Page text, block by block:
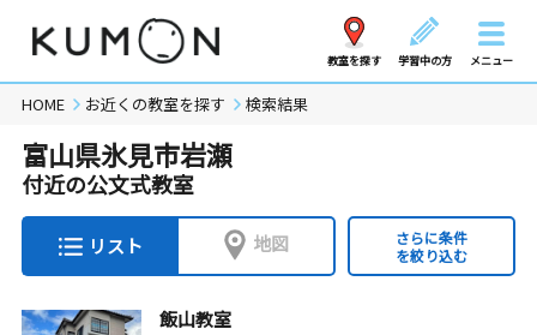
教室を探す 学習中の方 メニュー
HOME お近くの教室を探す 検索結果
富山県氷見市岩瀬
付近の公文式教室
リスト 地図
さらに条件
を絞り込む
飯山教室